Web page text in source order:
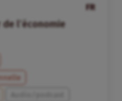
FR
l’économie